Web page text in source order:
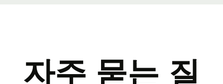
자주 묻는 질